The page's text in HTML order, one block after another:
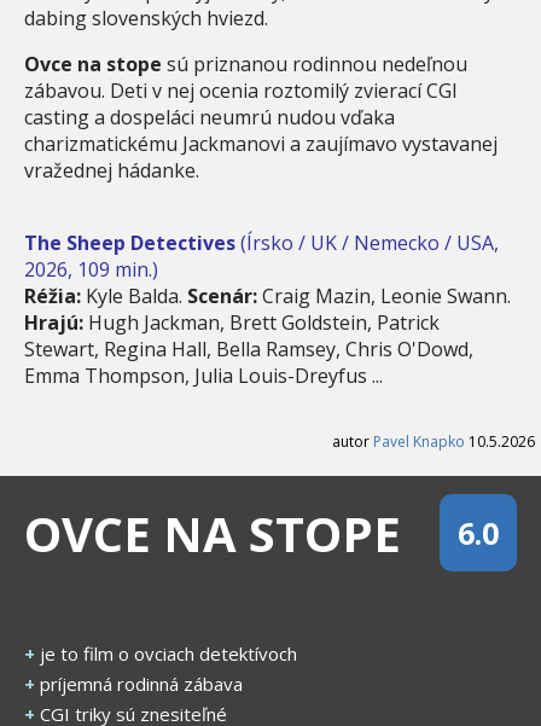
dabing slovenských hviezd.
Ovce na stope sú priznanou rodinnou nedeľnou
zábavou. Deti v nej ocenia roztomilý zvierací CGI
casting a dospeláci neumrú nudou vďaka
charizmatickému Jackmanovi a zaujímavo vystavanej
vražednej hádanke.
The Sheep Detectives(Írsko / UK / Nemecko / USA,
2026, 109 min.)
Réžia: Kyle Balda. Scenár:Craig Mazin, Leonie Swann.
Hrajú: Hugh Jackman, Brett Goldstein, Patrick
Stewart, Regina Hall, Bella Ramsey, Chris O'Dowd,
Emma Thompson, Julia Louis-Dreyfus ...
autor Pavel Knapko 10.5.2026
6.0
OVCE NA STOPE
+ je to film o ovciach detektívoch
+ príjemná rodinná zábava
+ CGI triky sú znesiteľné